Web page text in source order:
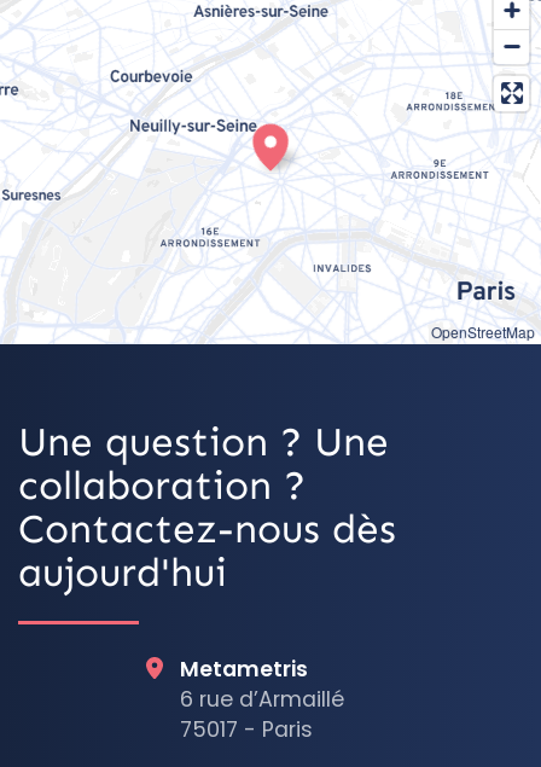
OpenStreetMap
Une question ? Une
collaboration ?
Contactez-nous dès
aujourd'hui
Metametris
6 rue d’Armaillé
75017 - Paris